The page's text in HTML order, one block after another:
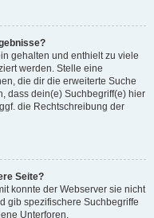
gehalten und enthielt zu viele
werden. Stelle eine
die dir die erweiterte Suche
dass dein(e) Suchbegriff(e) hier
die Rechtschreibung der
Seite?
konnte der Webserver sie nicht
gib spezifischere Suchbegriffe
Unterforen.